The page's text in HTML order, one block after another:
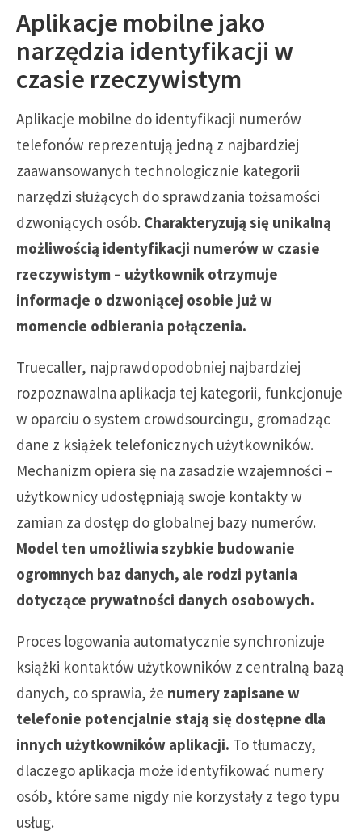
Aplikacje mobilne jako
narzędzia identyfikacji w
czasie rzeczywistym
Aplikacje mobilne do identyfikacji numerów
telefonów reprezentują jedną z najbardziej
zaawansowanych technologicznie kategorii
narzędzi służących do sprawdzania tożsamości
dzwoniących osób. Charakteryzują się unikalną
możliwością identyfikacji numerów w czasie
rzeczywistym – użytkownik otrzymuje
informacje o dzwoniącej osobie już w
momencie odbierania połączenia.
Truecaller, najprawdopodobniej najbardziej
rozpoznawalna aplikacja tej kategorii, funkcjonuje
w oparciu o system crowdsourcingu, gromadząc
dane z książek telefonicznych użytkowników.
Mechanizm opiera się na zasadzie wzajemności –
użytkownicy udostępniają swoje kontakty w
zamian za dostęp do globalnej bazy numerów.
Model ten umożliwia szybkie budowanie
ogromnych baz danych, ale rodzi pytania
dotyczące prywatności danych osobowych.
Proces logowania automatycznie synchronizuje
książki kontaktów użytkowników z centralną bazą
danych, co sprawia, że numery zapisane w
telefonie potencjalnie stają się dostępne dla
innych użytkowników aplikacji. To tłumaczy,
dlaczego aplikacja może identyfikować numery
osób, które same nigdy nie korzystały z tego typu
usług.